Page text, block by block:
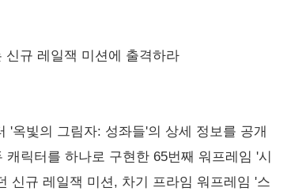
규 레일잭 미션에 출격하라
'옥빛의 그림자: 성좌들'의 상세 정보를 공개
릭터를 하나로 구현한 65번째 워프레임 '시
신규 레일잭 미션, 차기 프라임 워프레임 '스